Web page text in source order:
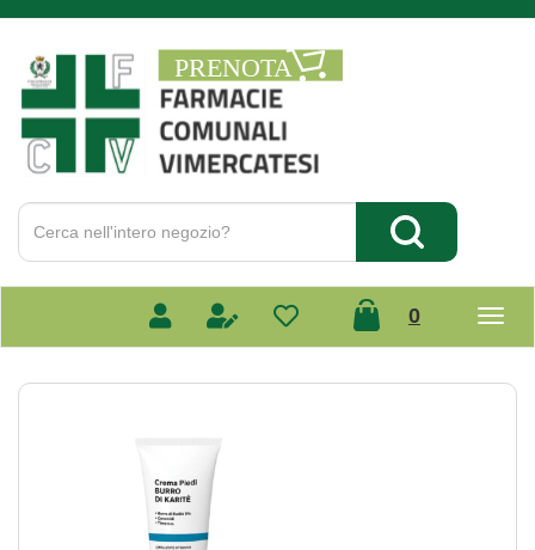
Farmacia
Comunale
Cerca
Prodotto
Cerca Prodotto
0prodotti